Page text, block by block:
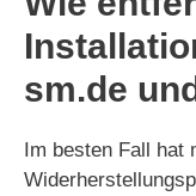
sm.de
Im besten Fall hat